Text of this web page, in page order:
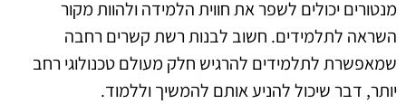
מנטורים יכולים לשפר את חווית הלמידה ולהוות מקור
השראה לתלמידים. חשוב לבנות רשת קשרים רחבה
שמאפשרת לתלמידים להרגיש חלק מעולם טכנולוגי רחב
יותר, דבר שיכול להניע אותם להמשיך וללמוד.